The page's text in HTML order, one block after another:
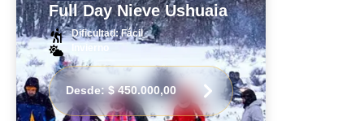
Full Day Nieve Ushuaia
Dificultad: Fácil
Invierno
Desde:$450.000,00